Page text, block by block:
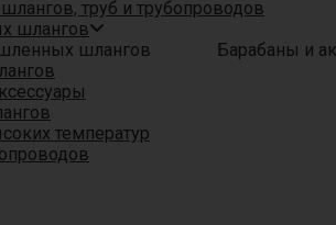
труб и трубопроводов
шлангов
Барабаны и
температур